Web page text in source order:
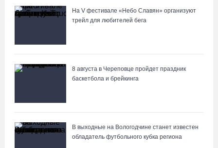
На V фестивале «Небо Славян» организуют
трейл для любителей бега
8 августа в Череповце пройдет праздник
баскетбола и брейкинга
В выходные на Вологодчине станет известен
обладатель футбольного кубка региона